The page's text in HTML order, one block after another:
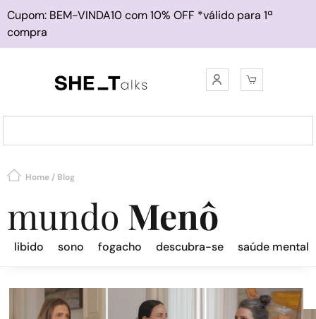
Cupom: BEM-VINDA10 com 10% OFF *válido para 1ª
compra
Home/ Blog
libido sono fogacho descubra-se saúde mental
mundo Menô